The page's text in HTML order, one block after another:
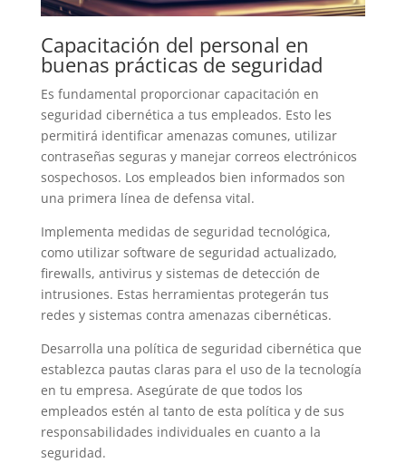
Capacitación del personal en
buenas prácticas de seguridad
Es fundamental proporcionar capacitación en
seguridad cibernética a tus empleados. Esto les
permitirá identificar amenazas comunes, utilizar
contraseñas seguras y manejar correos electrónicos
sospechosos. Los empleados bien informados son
una primera línea de defensa vital.
Implementa medidas de seguridad tecnológica,
como utilizar software de seguridad actualizado,
firewalls, antivirus y sistemas de detección de
intrusiones. Estas herramientas protegerán tus
redes y sistemas contra amenazas cibernéticas.
Desarrolla una política de seguridad cibernética que
establezca pautas claras para el uso de la tecnología
en tu empresa. Asegúrate de que todos los
empleados estén al tanto de esta política y de sus
responsabilidades individuales en cuanto a la
seguridad.